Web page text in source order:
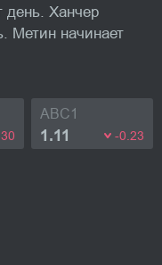
день. Ханчер
Метин начинает
ABC1
1.11 -0.23